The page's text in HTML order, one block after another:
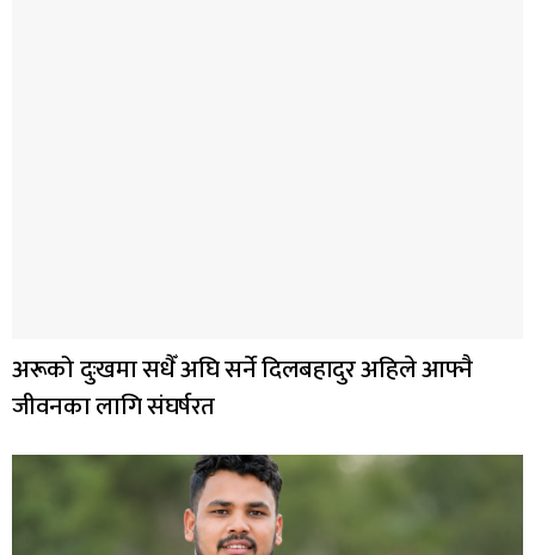
अरूको दुःखमा सधैँ अघि सर्ने दिलबहादुर अहिले आफ्नै
जीवनका लागि संघर्षरत